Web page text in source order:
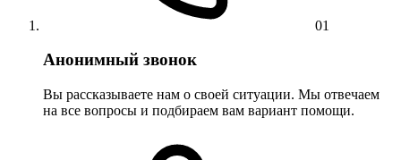
01
Анонимный звонок
Вы рассказываете нам о своей ситуации. Мы отвечаем
на все вопросы и подбираем вам вариант помощи.